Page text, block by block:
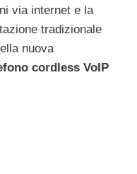
via internet e la
tradizionale
nuova
cordless VoIP